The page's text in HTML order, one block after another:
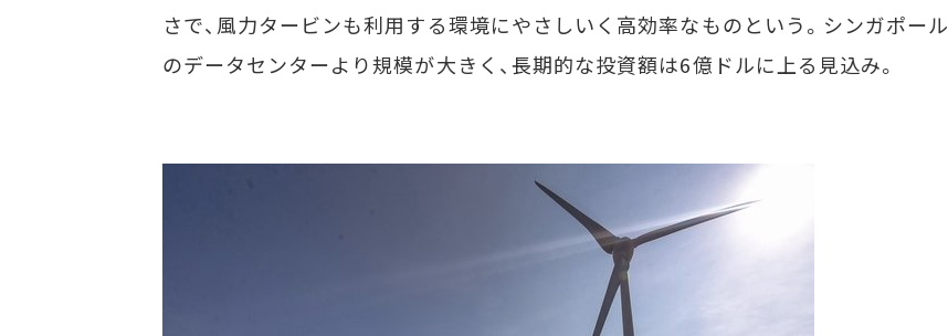
さで、風力タービンも利用する環境にやさしいく高効率なものという。シンガポール
のデータセンターより規模が大きく、長期的な投資額は6億ドルに上る見込み。